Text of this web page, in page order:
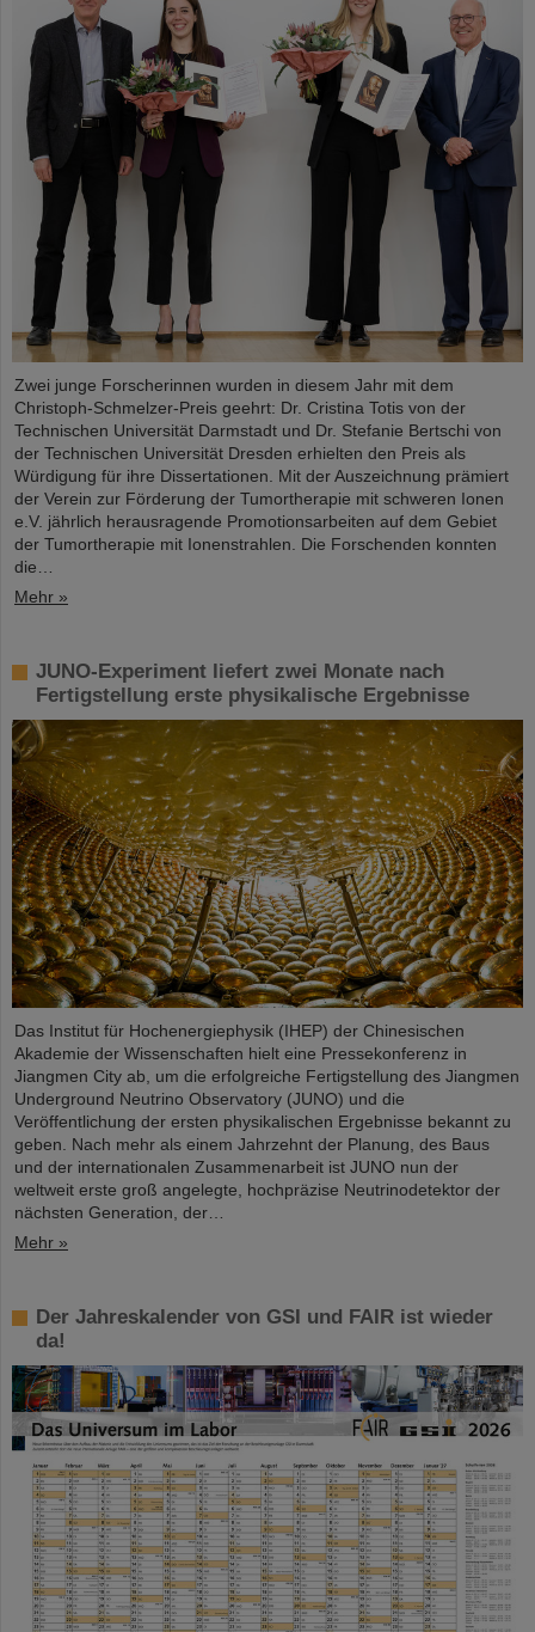
Zwei junge Forscherinnen wurden in diesem Jahr mit dem
Christoph-Schmelzer-Preis geehrt: Dr. Cristina Totis von der
Technischen Universität Darmstadt und Dr. Stefanie Bertschi von
der Technischen Universität Dresden erhielten den Preis als
Würdigung für ihre Dissertationen. Mit der Auszeichnung prämiert
der Verein zur Förderung der Tumortherapie mit schweren Ionen
e.V. jährlich herausragende Promotionsarbeiten auf dem Gebiet
der Tumortherapie mit Ionenstrahlen. Die Forschenden konnten
die…
Mehr »
JUNO-Experiment liefert zwei Monate nach
Fertigstellung erste physikalische Ergebnisse
Das Institut für Hochenergiephysik (IHEP) der Chinesischen
Akademie der Wissenschaften hielt eine Pressekonferenz in
Jiangmen City ab, um die erfolgreiche Fertigstellung des Jiangmen
Underground Neutrino Observatory (JUNO) und die
Veröffentlichung der ersten physikalischen Ergebnisse bekannt zu
geben. Nach mehr als einem Jahrzehnt der Planung, des Baus
und der internationalen Zusammenarbeit ist JUNO nun der
weltweit erste groß angelegte, hochpräzise Neutrinodetektor der
nächsten Generation, der…
Mehr »
Der Jahreskalender von GSI und FAIR ist wieder
da!